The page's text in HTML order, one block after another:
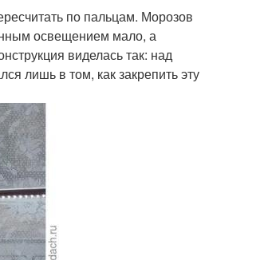
по пальцам. Морозов
освещением мало, а
виделась так: над
лишь в том, как закрепить эту